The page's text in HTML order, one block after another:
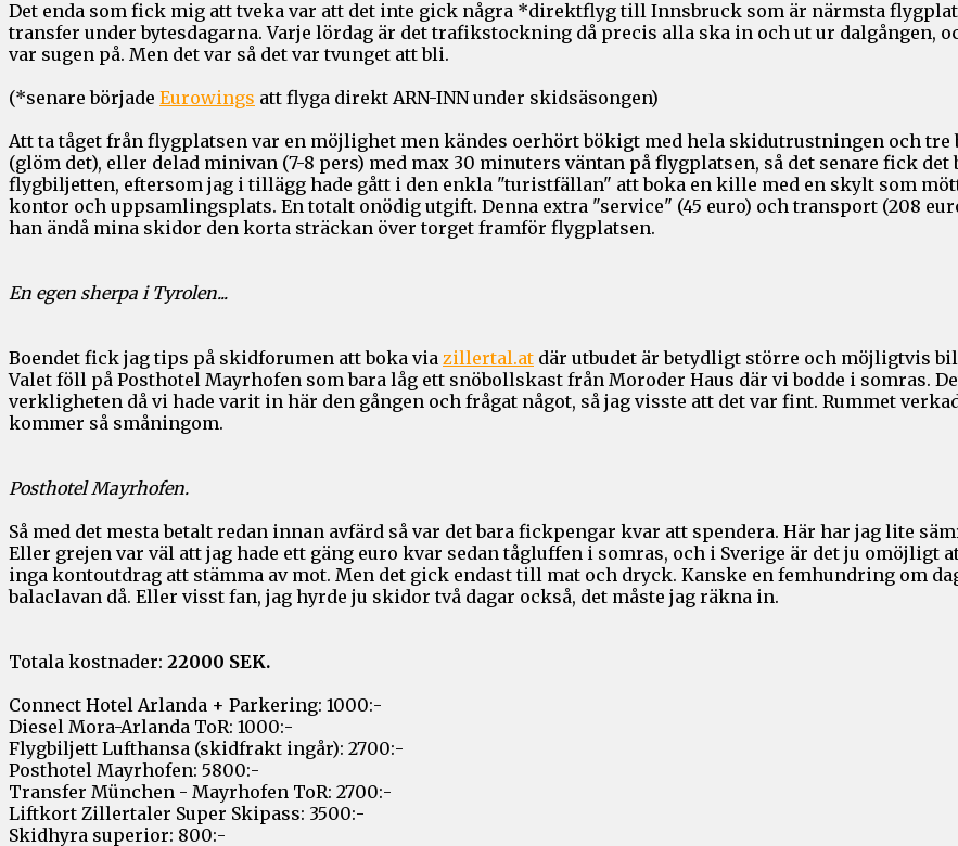
Det enda som fick mig att tveka var att det inte gick några *direktflyg till Innsbruck som är närmsta
transfer under bytesdagarna. Varje lördag är det trafikstockning då precis alla ska in och ut ur dalgången,
var sugen på. Men det var så det var tvunget att bli.
(*senare började Eurowings att flyga direkt ARN-INN under skidsäsongen)
Att ta tåget från flygplatsen var en möjlighet men kändes oerhört bökigt med hela skidutrustningen och tre
(glöm det), eller delad minivan (7-8 pers) med max 30 minuters väntan på flygplatsen, så det senare fick
flygbiljetten, eftersom jag i tillägg hade gått i den enkla "turistfällan" att boka en kille med en skylt som
kontor och uppsamlingsplats. En totalt onödig utgift. Denna extra "service" (45 euro) och transport (208
han ändå mina skidor den korta sträckan över torget framför flygplatsen.
En egen sherpa i Tyrolen...
Boendet fick jag tips på skidforumen att boka via zillertal.at där utbudet är betydligt större och möjligtvis
Valet föll på Posthotel Mayrhofen som bara låg ett snöbollskast från Moroder Haus där vi bodde i somras.
verkligheten då vi hade varit in här den gången och frågat något, så jag visste att det var fint. Rummet
kommer så småningom.
Posthotel Mayrhofen.
Så med det mesta betalt redan innan avfärd så var det bara fickpengar kvar att spendera. Här har jag lite
Eller grejen var väl att jag hade ett gäng euro kvar sedan tågluffen i somras, och i Sverige är det ju omöjligt
inga kontoutdrag att stämma av mot. Men det gick endast till mat och dryck. Kanske en femhundring om
balaclavan då. Eller visst fan, jag hyrde ju skidor två dagar också, det måste jag räkna in.
Totala kostnader: 22000 SEK.
Connect Hotel Arlanda + Parkering: 1000:-
Diesel Mora-Arlanda ToR: 1000:-
Flygbiljett Lufthansa (skidfrakt ingår): 2700:-
Posthotel Mayrhofen: 5800:-
Transfer München - Mayrhofen ToR: 2700:-
Liftkort Zillertaler Super Skipass: 3500:-
Skidhyra superior: 800:-